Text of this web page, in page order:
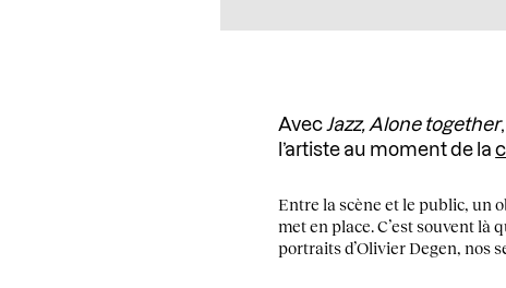
AvecJazz, Alone together,
l’artiste au moment de la
Entre la scène et le public, un
met en place. C’est souvent là
portraits d’Olivier Degen, nos